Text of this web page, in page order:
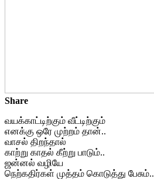
Share
வயக்காட்டிற்கும் வீட்டிற்கும்
எனக்கு ஒரே முற்றம் தான்..
வாசல் திறந்தால்
காற்று காதல் கீற்று பாடும்..
ஜன்னல் வழியே
நெற்கதிர்கள் முத்தம் கொடுத்து பேசும்..